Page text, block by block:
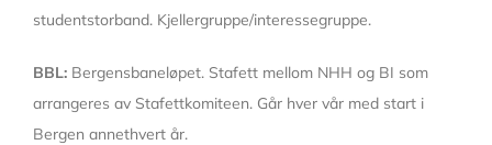
studentstorband. Kjellergruppe/interessegruppe.
BBL: Bergensbaneløpet. Stafett mellom NHH og BI som
arrangeres av Stafettkomiteen. Går hver vår med start i
Bergen annethvert år.